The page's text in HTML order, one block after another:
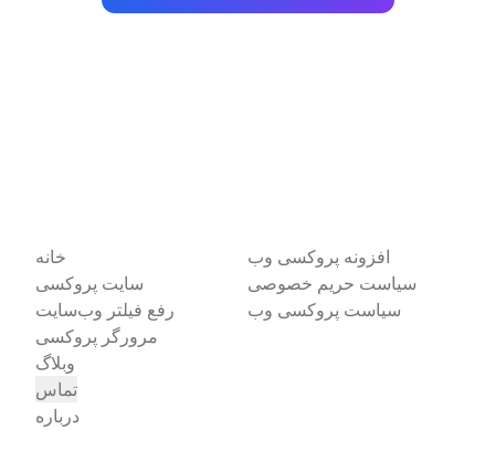
خانه
سایت پروکسی
رفع فیلتر وب‌سایت
مرورگر پروکسی
وبلاگ
تماس
درباره
افزونه پروکسی وب
سیاست حریم خصوصی
سیاست پروکسی وب